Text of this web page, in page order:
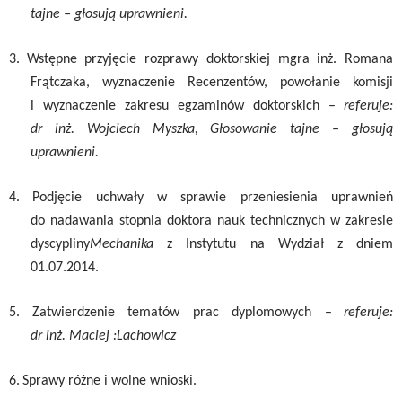
tajne – głosują uprawnieni.
3. Wstępne przyjęcie rozprawy doktorskiej mgra inż. Romana
Frątczaka, wyznaczenie Recenzentów, powołanie komisji
i wyznaczenie zakresu egzaminów doktorskich –
referuje:
dr inż. Wojciech Myszka, Głosowanie tajne – głosują
uprawnieni.
4.
Podjęcie uchwały w sprawie przeniesienia uprawnień
do nadawania stopnia doktora nauk technicznych w zakresie
dyscyplinyMechanika z Instytutu na Wydział z dniem
01.07.2014.
5. Zatwierdzenie tematów prac dyplomowych –
referuje:
dr inż. Maciej :Lachowicz
6. Sprawy różne i wolne wnioski.